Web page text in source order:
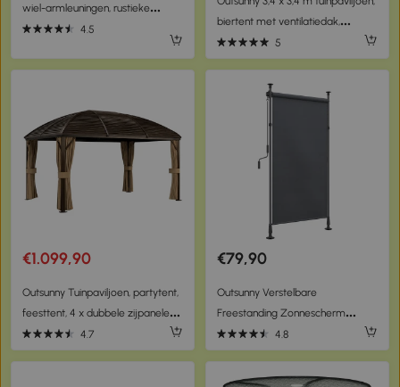
wiel-armleuningen, rustieke
outdoorbank voor terras, veranda,
4.5
biertent met ventilatiedak,
boogramen, stalen frame, Beige
5
€1.099,90
Outsunny Tuinpaviljoen, partytent,
feesttent, 4 x dubbele zijpanelen,
waterdicht, 2 lantaarnhaken, ca. 4
x 3 x 2,8 m, bruin
4.7
€79,90
Outsunny Verstelbare
Freestanding Zonnescherm
zonder Boren - Aluminium Frame
- 1,5 x 2,2-3,1 m - Donkergrijs
4.8